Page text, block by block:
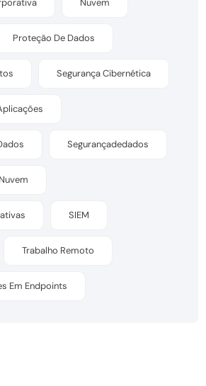
Proteção De Dados
Segurança Cibernética
Segurançadedados
SIEM
Trabalho Remoto
Em Endpoints